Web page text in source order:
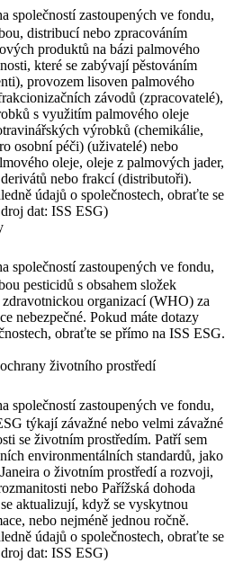
společností zastoupených ve fondu,
distribucí nebo zpracováním
produktů na bázi palmového
které se zabývají pěstováním
provozem lisoven palmového
závodů (zpracovatelé),
s využitím palmového oleje
výrobků (chemikálie,
osobní péči) (uživatelé) nebo
oleje, oleje z palmových jader,
nebo frakcí (distributoři).
údajů o společnostech, obraťte se
dat: ISS ESG)
společností zastoupených ve fondu,
pesticidů s obsahem složek
organizací (WHO) za
nebezpečné. Pokud máte dotazy
obraťte se přímo na ISS ESG.
životního prostředí
společností zastoupených ve fondu,
týkají závažné nebo velmi závažné
se životním prostředím. Patří sem
environmentálních standardů, jako
o životním prostředí a rozvoji,
nebo Pařížská dohoda
aktualizují, když se vyskytnou
nebo nejméně jednou ročně.
údajů o společnostech, obraťte se
dat: ISS ESG)